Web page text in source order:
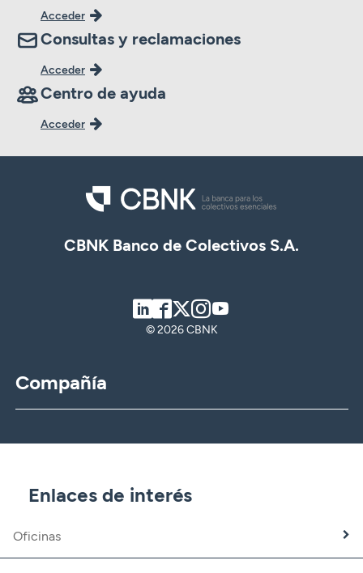
Acceder
Consultas y reclamaciones
Acceder
Centro de ayuda
Acceder
CBNK Banco de Colectivos S.A.
LinkedIn
Facebook
TwitterInstagram
© 2026 CBNK
Compañía
CBNK Gestión de Activos
Banca Partner
Trabaja con nosotros
Fundación CBNK
Enlaces de interés
Oficinas